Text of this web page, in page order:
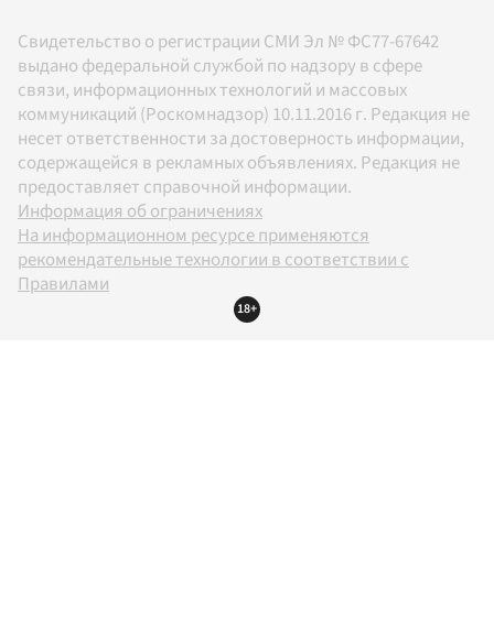
Свидетельство о регистрации СМИ Эл № ФС77-67642
выдано федеральной службой по надзору в сфере
связи, информационных технологий и массовых
коммуникаций (Роскомнадзор) 10.11.2016 г. Редакция не
несет ответственности за достоверность информации,
содержащейся в рекламных объявлениях. Редакция не
предоставляет справочной информации.
Информация об ограничениях
На информационном ресурсе применяются
рекомендательные технологии в соответствии с
Правилами
18+